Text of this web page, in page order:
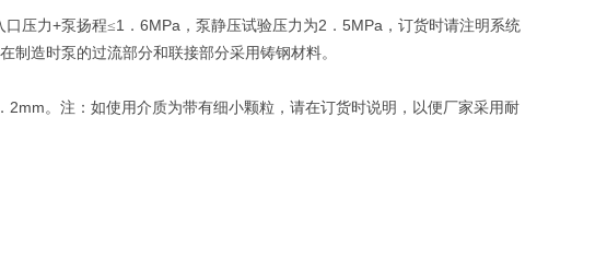
口压力+泵扬程≤1 ． 6MPa ，泵静压试验压力为2 ． 5MPa ，订货时请注明系统
制造时泵的过流部分和联接部分采用铸钢材料。
． 2mm。注：如使用介质为带有细小颗粒，请在订货时说明，以便厂家采用耐